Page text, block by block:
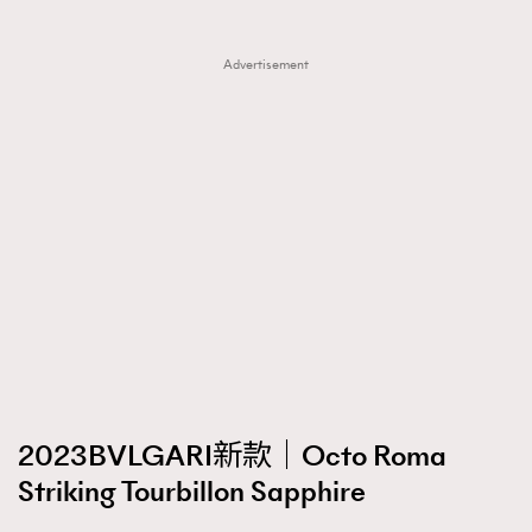
Advertisement
2023BVLGARI新款｜Octo Roma
Striking Tourbillon Sapphire